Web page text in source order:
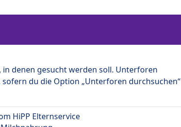
in denen gesucht werden soll. Unterforen
du die Option „Unterforen durchsuchen“